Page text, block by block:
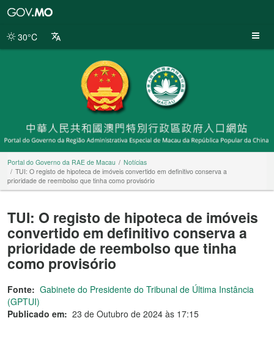
da
30°C
Portal do Governo da RAE de Macau
Notícias
TUI: O registo de hipoteca de imóveis convertido em definitivo conserva a
prioridade de reembolso que tinha como provisório
TUI: O registo de hipoteca de imóveis
convertido em definitivo conserva a
prioridade de reembolso que tinha
como provisório
Fonte: Gabinete do Presidente do Tribunal de Última Instância
(GPTUI)
Publicado em: 23 de Outubro de 2024 às 17:15